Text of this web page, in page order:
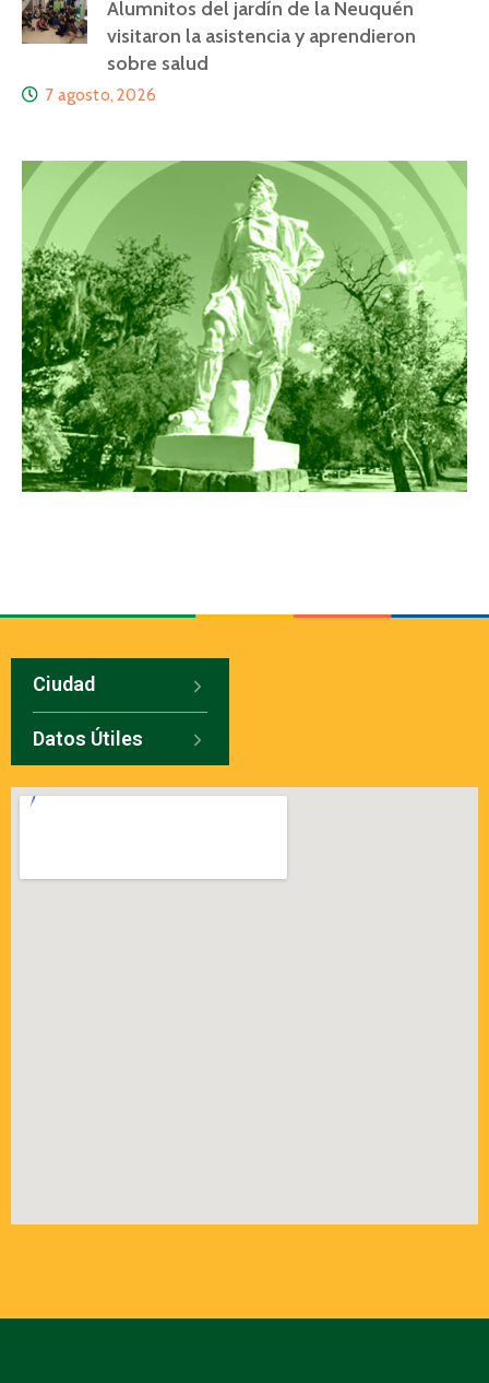
Alumnitos del jardín de la Neuquén
visitaron la asistencia y aprendieron
sobre salud
7 agosto, 2026
Ciudad
Datos Útiles